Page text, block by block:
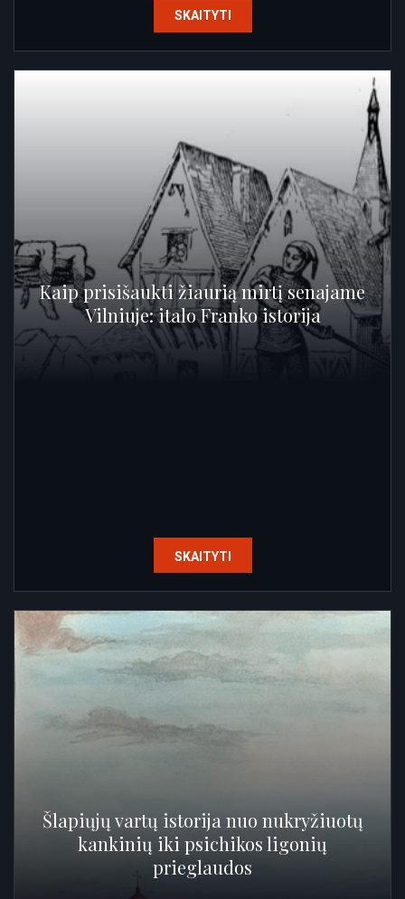
SKAITYTI
Kaip prisišaukti žiaurią mirtį senajame
Vilniuje: italo Franko istorija
SKAITYTI
Šlapiųjų vartų istorija nuo nukryžiuotų
kankinių iki psichikos ligonių
prieglaudos